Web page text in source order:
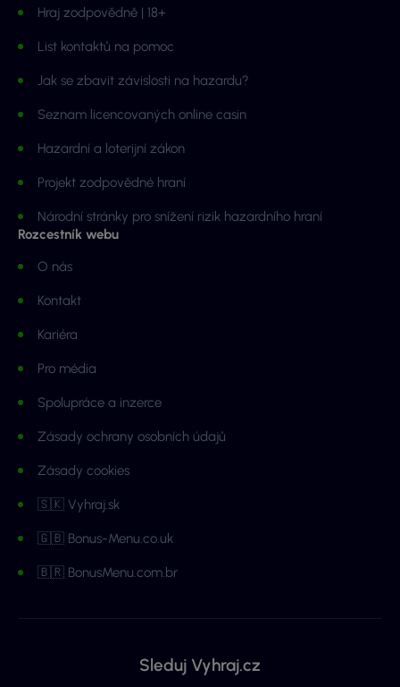
Hraj zodpovědně | 18+
List kontaktů na pomoc
Jak se zbavit závislosti na hazardu?
Seznam licencovaných online casin
Hazardní a loterijní zákon
Projekt zodpovědné hraní
Národní stránky pro snížení rizik hazardního hraní
Rozcestník webu
O nás
Kontakt
Kariéra
Pro média
Spolupráce a inzerce
Zásady ochrany osobních údajů
Zásady cookies
🇸🇰 Vyhraj.sk
🇬🇧 Bonus-Menu.co.uk
🇧🇷 BonusMenu.com.br
Sleduj Vyhraj.cz